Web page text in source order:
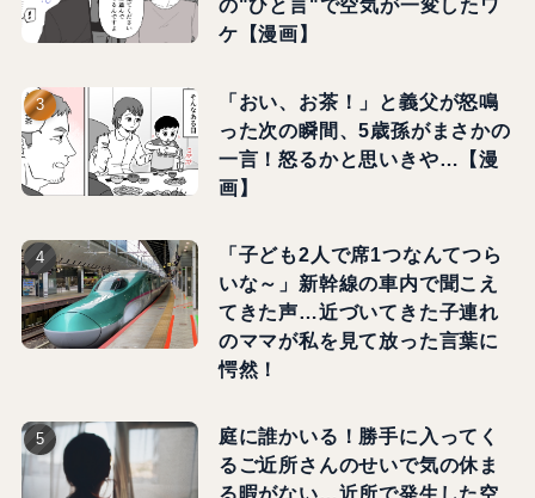
の"ひと言"で空気が一変したワ
ケ【漫画】
「おい、お茶！」と義父が怒鳴
った次の瞬間、5歳孫がまさかの
一言！怒るかと思いきや…【漫
画】
「子ども2人で席1つなんてつら
いな～」新幹線の車内で聞こえ
てきた声…近づいてきた子連れ
のママが私を見て放った言葉に
愕然！
庭に誰かいる！勝手に入ってく
るご近所さんのせいで気の休ま
る暇がない…近所で発生した空